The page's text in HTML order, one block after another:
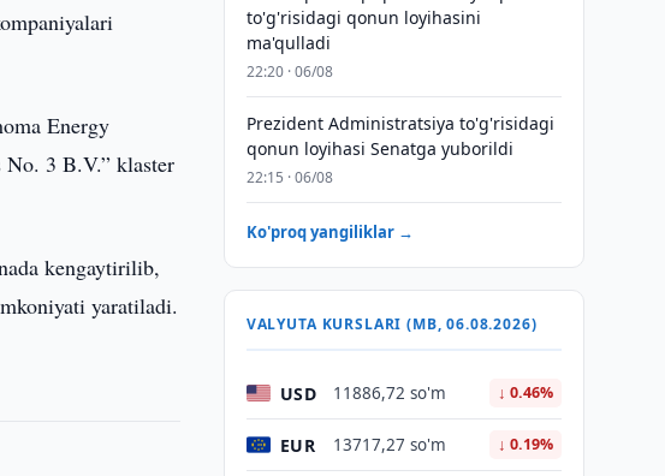
Energy
3 B.V.” klaster
kengaytirilib,
yaratiladi.
to'g'risidagi qonun loyihasini
ma'qulladi
22:20 · 06/08
Prezident Administratsiya to'g'risidagi
qonun loyihasi Senatga yuborildi
22:15 · 06/08
Ko'proq yangiliklar →
VALYUTA KURSLARI (MB, 06.08.2026)
USD 11886,72 so'm ↓ 0.46%
EUR 13717,27 so'm ↓ 0.19%